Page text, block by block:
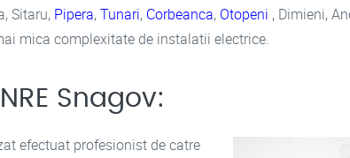
Sitaru, Pipera, Tunari, Corbeanca, Otopeni , Dimieni,
mica complexitate de instalatii electrice.
Snagov:
efectuat profesionist de catre